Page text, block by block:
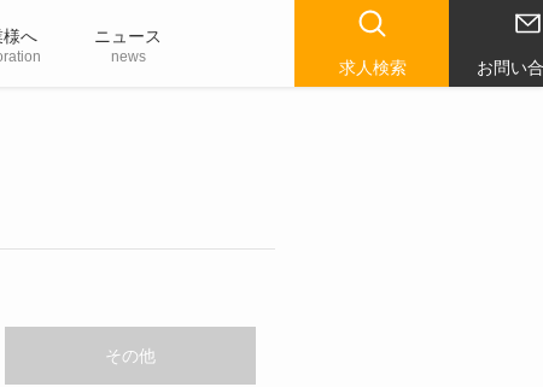
様へ ニュース
news
求人検索 お問い
その他